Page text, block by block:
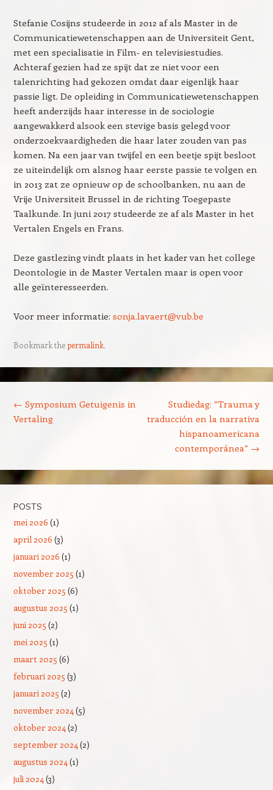
Stefanie Cosijns studeerde in 2012 af als Master in de
Communicatiewetenschappen aan de Universiteit Gent,
met een specialisatie in Film- en televisiestudies.
Achteraf gezien had ze spijt dat ze niet voor een
talenrichting had gekozen omdat daar eigenlijk haar
passie ligt. De opleiding in Communicatiewetenschappen
heeft anderzijds haar interesse in de sociologie
aangewakkerd alsook een stevige basis gelegd voor
onderzoekvaardigheden die haar later zouden van pas
komen. Na een jaar van twijfel en een beetje spijt besloot
ze uiteindelijk om alsnog haar eerste passie te volgen en
in 2013 zat ze opnieuw op de schoolbanken, nu aan de
Vrije Universiteit Brussel in de richting Toegepaste
Taalkunde. In juni 2017 studeerde ze af als Master in het
Vertalen Engels en Frans.
Deze gastlezing vindt plaats in het kader van het college
Deontologie in de Master Vertalen maar is open voor
alle geïnteresseerden.
Voor meer informatie: sonja.lavaert@vub.be
Bookmark thepermalink.
← Symposium Getuigenis in
Vertaling
Studiedag: “Trauma y
traducción en la narrativa
hispanoamericana
contemporánea” →
POSTS
mei 2026 (1)
april 2026 (3)
januari 2026 (1)
november 2025 (1)
oktober 2025 (6)
augustus 2025 (1)
juni 2025 (2)
mei 2025 (1)
maart 2025 (6)
februari 2025 (3)
januari 2025 (2)
november 2024(5)
oktober 2024(2)
september 2024(2)
augustus 2024(1)
juli 2024(3)